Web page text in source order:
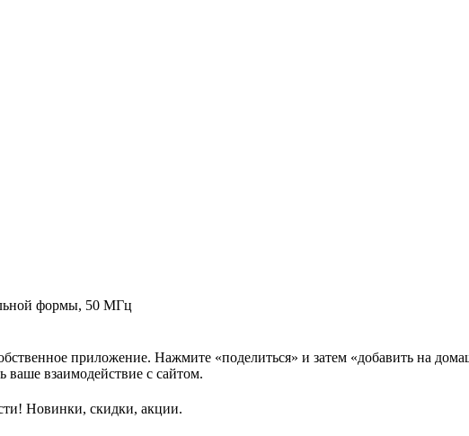
формы, 50 МГц
приложение. Нажмите «поделиться» и затем «добавить на
взаимодействие с сайтом.
Новинки, скидки, акции.